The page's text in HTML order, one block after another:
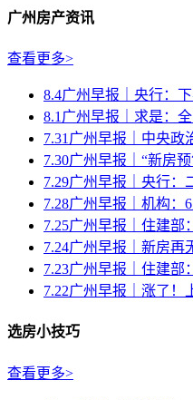
广州房产资讯
查看更多>
8.4广州早报｜央行：
8.1广州早报｜求是：
7.31广州早报｜中央政
7.30广州早报｜“新房
7.29广州早报｜央行：
7.28广州早报｜机构：
7.25广州早报｜住建部
7.24广州早报｜新房再
7.23广州早报｜住建部
7.22广州早报｜涨了！
选房小技巧
查看更多>